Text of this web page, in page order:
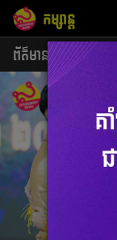
កម្សាន្ត
ព័ត៌មាន ជីវិតតារា